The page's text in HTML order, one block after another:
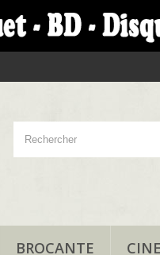
BROCANTE